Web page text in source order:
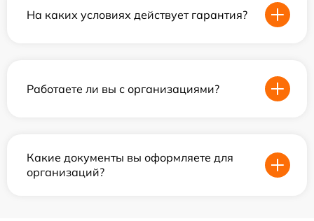
На каких условиях действует гарантия?
Работаете ли вы с организациями?
Какие документы вы оформляете для
организаций?